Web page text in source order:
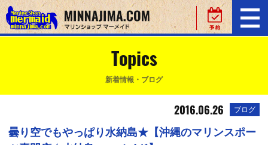
Topics
新着情報・ブログ
2016.06.26 ブログ
曇り空でもやっぱり水納島★【沖縄のマリンスポー